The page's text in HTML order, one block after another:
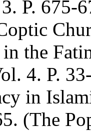
P. 675-
the
4. P.
in
(The